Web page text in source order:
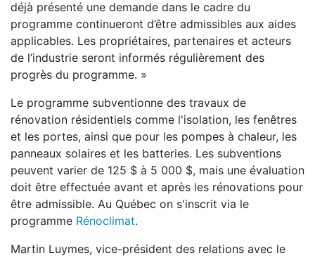
déjà présenté une demande dans le cadre du
programme continueront d’être admissibles aux aides
applicables. Les propriétaires, partenaires et acteurs
de l’industrie seront informés régulièrement des
progrès du programme. »
Le programme subventionne des travaux de
rénovation résidentiels comme l'isolation, les fenêtres
et les portes, ainsi que pour les pompes à chaleur, les
panneaux solaires et les batteries. Les subventions
peuvent varier de 125 $ à 5 000 $, mais une évaluation
doit être effectuée avant et après les rénovations pour
être admissible. Au Québec on s'inscrit via le
programme Rénoclimat.
Martin Luymes, vice-président des relations avec le